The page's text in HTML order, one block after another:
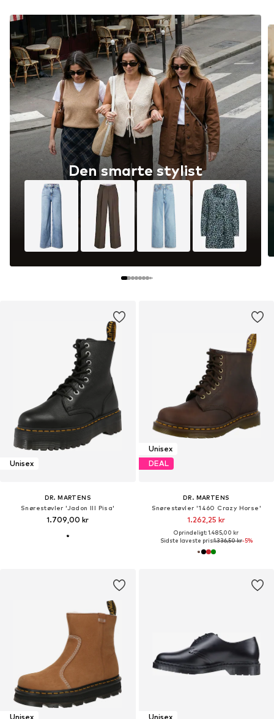
Den smarte stylist
Unisex
DR. MARTENS
Snørestøvler 'Jadon III Pisa'
1.709,00 kr
Unisex
DEAL
DR. MARTENS
Snørestøvler '1460 Crazy Horse'
1.262,25 kr
Oprindeligt: 1.485,00 kr
Sidste laveste pris:1.336,50 kr-5%
Unisex Unisex